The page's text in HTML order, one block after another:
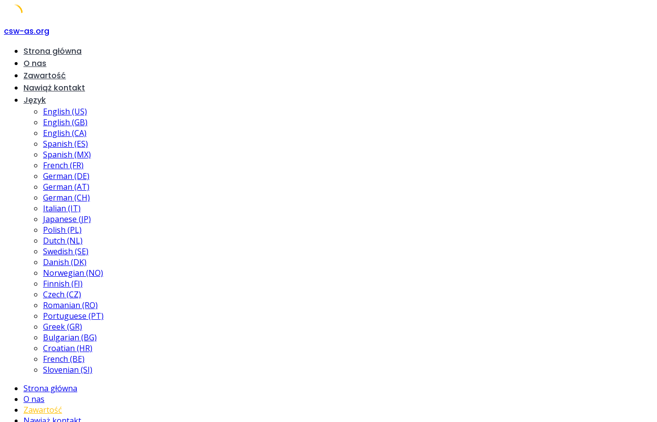
Skip
content
csw-as.org
Strona główna
O nas
Zawartość
Nawiąż kontakt
Język
English (US)
English (GB)
English (CA)
Spanish (ES)
Spanish (MX)
French (FR)
German (DE)
German (AT)
German (CH)
Italian (IT)
Japanese (JP)
Polish (PL)
Dutch (NL)
Swedish (SE)
Danish (DK)
Norwegian (NO)
Finnish (FI)
Czech (CZ)
Romanian (RO)
Portuguese (PT)
Greek (GR)
Bulgarian (BG)
Croatian (HR)
French (BE)
Slovenian (SI)
Strona główna
O nas
Zawartość